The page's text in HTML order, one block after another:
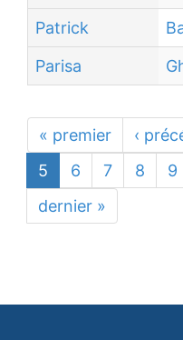
Patrick
Parisa
« premier ‹
5
6 7 8 9
dernier »